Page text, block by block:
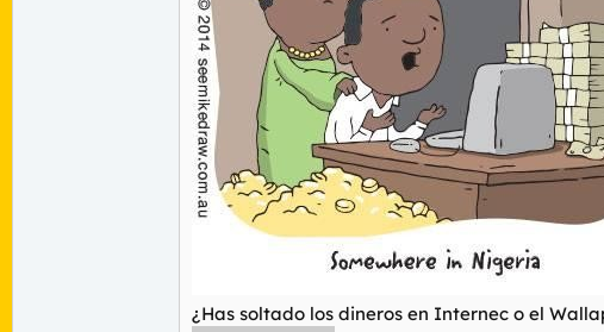
¿Has soltado los dineros en Internec o el